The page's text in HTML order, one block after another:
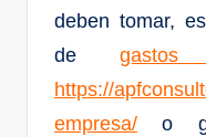
deben tomar,
de
https://
empresa/ o